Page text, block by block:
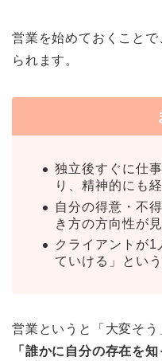
営業を始めておくこと
られます。
独立後すぐに仕
り、精神的にも
自分の得意・不
き方の方向性が
クライアントが1
ていける」とい
営業というと「大変そう
「誰かに自分の存在を